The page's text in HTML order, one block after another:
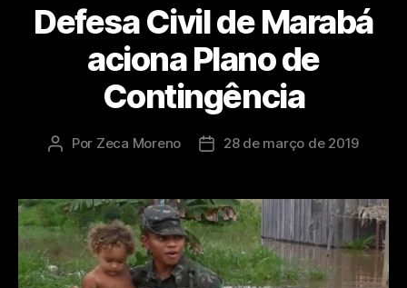
Defesa Civil de Marabá
aciona Plano de
Contingência
Por Zeca Moreno 28 de março de 2019